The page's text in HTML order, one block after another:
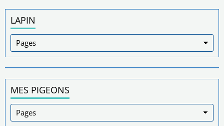
LAPIN
MES PIGEONS